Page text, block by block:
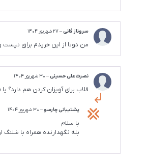
سروناز فانی–27 شهریور 1404
من دوتا از این خریدم براق نیست
نصرت علی حسینی– 30 شهریور 1404
قلاب برای آویزان کردن هم دارد؟
پشتیبانی چارسو– 30 شهریور 1404
با سلام
بله نگهدارنده همراه با